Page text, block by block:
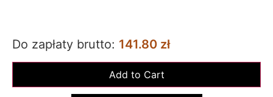
Do zapłaty brutto: 141.80 zł